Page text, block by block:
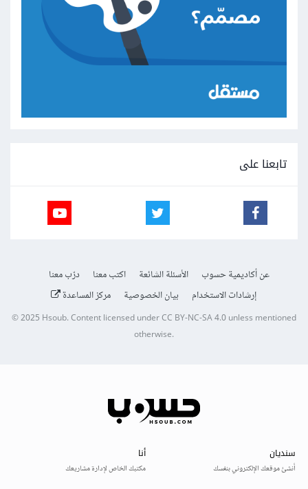
تابعنا على
عن أكاديمية حسوب الأسئلة الشائعة اكتب معنا
درّب معنا
إرشادات الاستخدام
بيان الخصوصية مركز المساعدة
© 2025Hsoub.Content licensed underCC BY-NC-SA 4.0unless mentioned
otherwise.